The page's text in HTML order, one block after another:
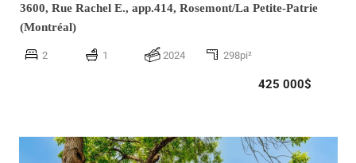
3600, Rue Rachel E., app.414, Rosemont/La Petite-Patrie
(Montréal)
2 1 2024 298pi²
425 000$